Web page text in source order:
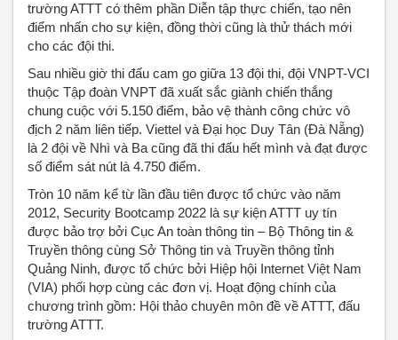
trường ATTT có thêm phần Diễn tập thực chiến, tạo nên
điểm nhấn cho sự kiện, đồng thời cũng là thử thách mới
cho các đội thi.
Sau nhiều giờ thi đấu cam go giữa 13 đội thi, đội VNPT-VCI
thuộc Tập đoàn VNPT đã xuất sắc giành chiến thắng
chung cuộc với 5.150 điểm, bảo vệ thành công chức vô
địch 2 năm liên tiếp. Viettel và Đại học Duy Tân (Đà Nẵng)
là 2 đội về Nhì và Ba cũng đã thi đấu hết mình và đạt được
số điểm sát nút là 4.750 điểm.
Tròn 10 năm kể từ lần đầu tiên được tổ chức vào năm
2012, Security Bootcamp 2022 là sự kiện ATTT uy tín
được bảo trợ bởi Cục An toàn thông tin – Bộ Thông tin &
Truyền thông cùng Sở Thông tin và Truyền thông tỉnh
Quảng Ninh, được tổ chức bởi Hiệp hội Internet Việt Nam
(VIA) phối hợp cùng các đơn vị. Hoạt động chính của
chương trình gồm: Hội thảo chuyên môn đề về ATTT, đấu
trường ATTT.